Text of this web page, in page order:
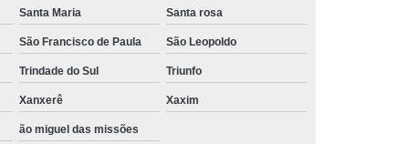
Santa Maria Santa rosa
São Francisco de Paula São Leopoldo
Trindade do Sul Triunfo
Xanxerê Xaxim
ão miguel das missões